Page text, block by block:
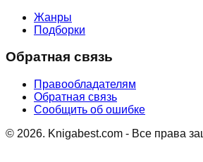
Жанры
Подборки
Обратная связь
Правообладателям
Обратная связь
Сообщить об ошибке
© 2026. Knigabest.com - Все права